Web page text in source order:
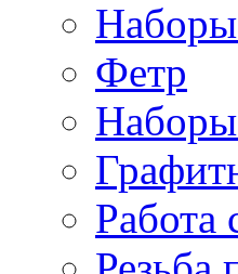
Наборы
Фетр
Наборы
Работа